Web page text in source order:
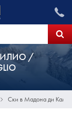
/
Ски в Мадона ди